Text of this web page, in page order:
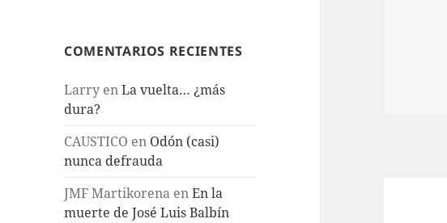
COMENTARIOS RECIENTES
Larry enLa vuelta… ¿más
dura?
CAUSTICO en Odón (casi)
nunca defrauda
JMF Martikorena enEn la
muerte de José Luis Balbín